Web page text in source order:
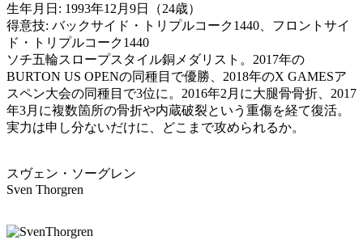
生年月日: 1993年12月9日（24歳）
得意技: バックサイド・トリプルコーク1440、フロントサイ
ド・トリプルコーク1440
ソチ五輪スロープスタイル銅メダリスト。2017年の
BURTON US OPENの同種目で優勝、2018年のX GAMESア
スペン大会の同種目で3位に。2016年2月に大腿骨骨折、2017
年3月に複数箇所の骨折や内蔵破裂という重傷を経て復活。
実力は申し分ないだけに、どこまで攻められるか。
スヴェン・ソーグレン
Sven Thorgren